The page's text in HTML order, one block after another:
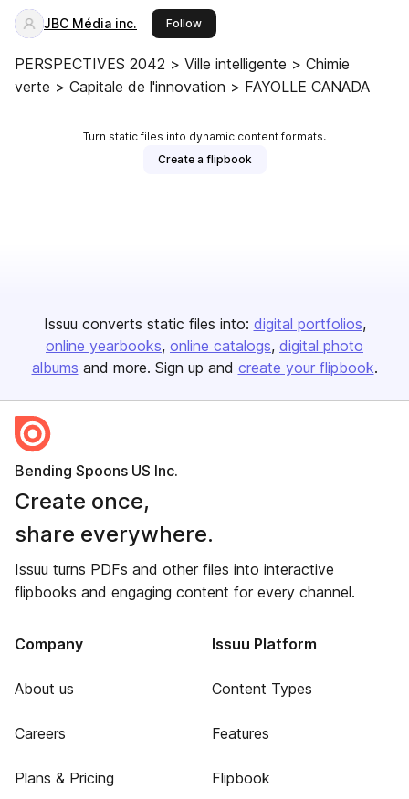
JBC Média inc. Followthis publisher
PERSPECTIVES 2042 > Ville intelligente > Chimie
verte > Capitale de l'innovation > FAYOLLE CANADA
Turn static files into dynamic content formats.
Create a flipbook
Issuu converts static files into: digital portfolios
online yearbooks online catalogs digital photo
albums and more. Sign up and create your flipbook.
Bending Spoons US Inc.
Create once,
share everywhere.
Issuu turns PDFs and other files into interactive
flipbooks and engaging content for every channel.
Company
About us
Careers
Plans & Pricing
Issuu Platform
Content Types
Features
Flipbook